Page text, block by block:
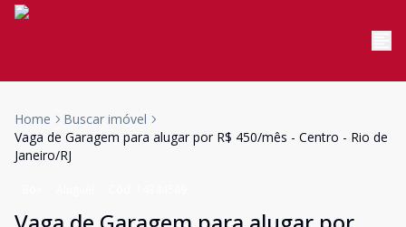
Home
Buscar imóvel
Vaga de Garagem para alugar por R$ 450/mês - Centro - Rio de
Janeiro/RJ